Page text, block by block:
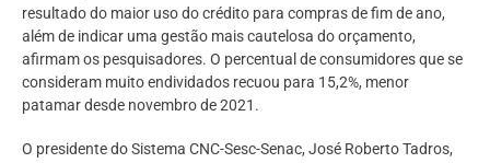
resultado do maior uso do crédito para compras de fim de ano,
além de indicar uma gestão mais cautelosa do orçamento,
afirmam os pesquisadores. O percentual de consumidores que se
consideram muito endividados recuou para 15,2%, menor
patamar desde novembro de 2021.
O presidente do Sistema CNC-Sesc-Senac, José Roberto Tadros,